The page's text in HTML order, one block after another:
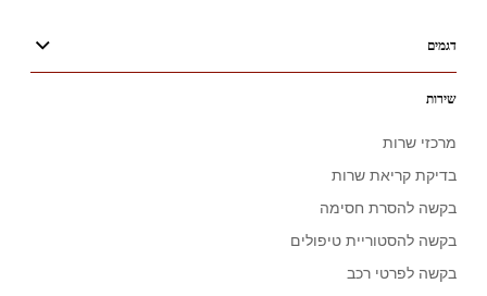
דגמים
שירות
מרכזי שרות
בדיקת קריאת שרות
בקשה להסרת חסימה
בקשה להסטוריית טיפולים
בקשה לפרטי רכב